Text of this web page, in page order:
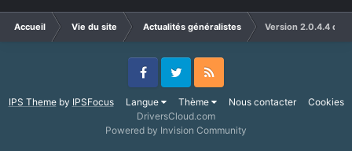
Accueil Vie du site Actualités généralistes Version 2.0.4.4 du
IPS Themeby IPSFocus Langue Thème Nous contacter Cookies
FacebookTwitter RSS
DriversCloud.com
Powered by Invision Community